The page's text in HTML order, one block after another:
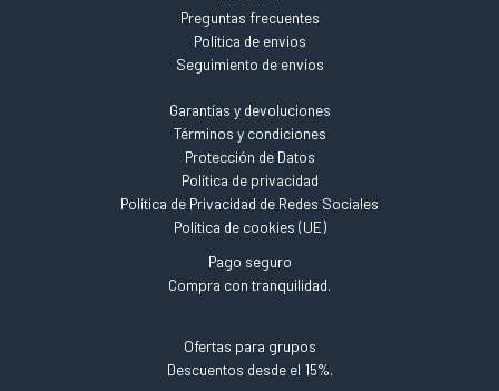
Preguntas frecuentes
Política de envios
Seguimiento de envíos
Garantías y devoluciones
Términos y condiciones
Protección de Datos
Política de privacidad
Política de Privacidad de Redes Sociales
Política de cookies (UE)
Pago seguro
Compra con tranquilidad.
Ofertas para grupos
Descuentos desde el 15%.